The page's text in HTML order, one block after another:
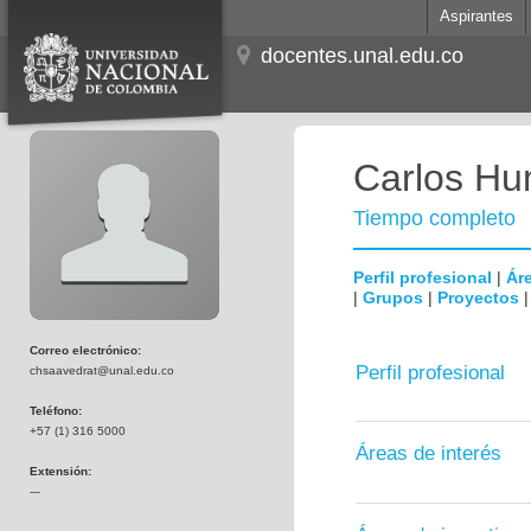
Aspirantes
docentes.unal.edu.co
Correo electrónico:
chsaavedrat@unal.edu.co
Teléfono:
+57 (1) 316 5000
Extensión:
---
Carlos
Tiempo completo
Perfil profesional |
| Grupos | Proyectos
Perfil profesional
Áreas de interés